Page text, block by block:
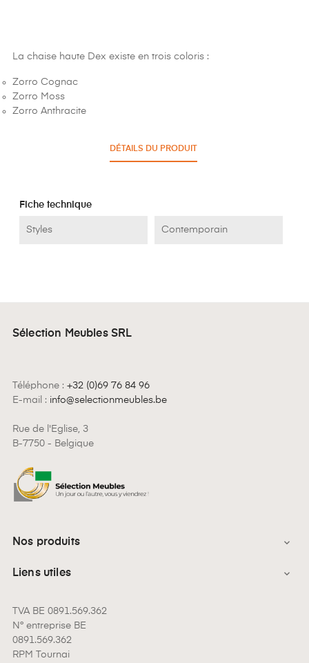
La chaise haute Dex existe en trois coloris :
Zorro Cognac
Zorro Moss
Zorro Anthracite
DÉTAILS DU PRODUIT
Fiche technique
Styles Contemporain
Sélection Meubles SRL
Téléphone : +32 (0)69 76 84 96
E-mail : info@selectionmeubles.be
Rue de l'Eglise, 3
B-7750 - Belgique
Nos produits 
Liens utiles 
TVA BE 0891.569.362
N° entreprise BE
0891.569.362
RPM Tournai